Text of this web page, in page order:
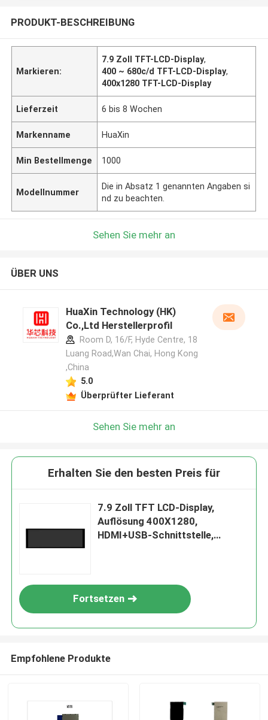
PRODUKT-BESCHREIBUNG
Markieren:
7.9 Zoll TFT-LCD-Display,
400 ~ 680c/d TFT-LCD-Display,
400x1280 TFT-LCD-Display
Lieferzeit 6 bis 8 Wochen
Markenname HuaXin
Min Bestellmenge 1000
Modellnummer
Die in Absatz 1 genannten Angaben si
nd zu beachten.
Sehen Sie mehr an
ÜBER UNS
HuaXin Technology (HK)
Co.,Ltd Herstellerprofil
Room D, 16/F, Hyde Centre, 18
Luang Road,Wan Chai, Hong Kong
,China
5.0
Überprüfter Lieferant
Sehen Sie mehr an
Erhalten Sie den besten Preis für
7.9 Zoll TFT LCD-Display,
Auflösung 400X1280,
HDMI+USB-Schnittstelle,
Fortsetzen
Empfohlene Produkte